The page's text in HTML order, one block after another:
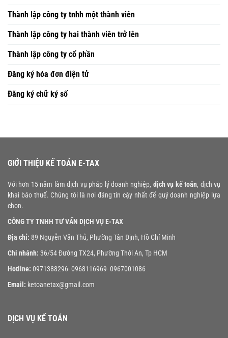
Thành lập công ty tnhh một thành viên
Thành lập công ty hai thành viên trở lên
Thành lập công ty cổ phần
Đăng ký hóa đơn điện tử
Đăng ký chữ ký số
GIỚI THIỆU KẾ TOÁN E-TAX
Với hơn 15 năm làm dịch vụ pháp lý doanh nghiệp, dịch vụ kế toán, dịch vụ
khai báo thuế. Chúng tôi là nơi đáng tin cậy nhất để quý doanh nghiệp lựa
chọn.
CÔNG TY TNHH TƯ VẤN DỊCH VỤ E-TAX
Địa chỉ: 89 Nguyễn Văn Thủ, Phường Tân Định, Hồ Chí Minh
Chi nhánh: 36/54 Đường TX24, Phường Thới An, Tp HCM
Hotline: 0971388296- 0968116969- 0967001086
Email: ketoanetax@gmail.com
DỊCH VỤ KẾ TOÁN